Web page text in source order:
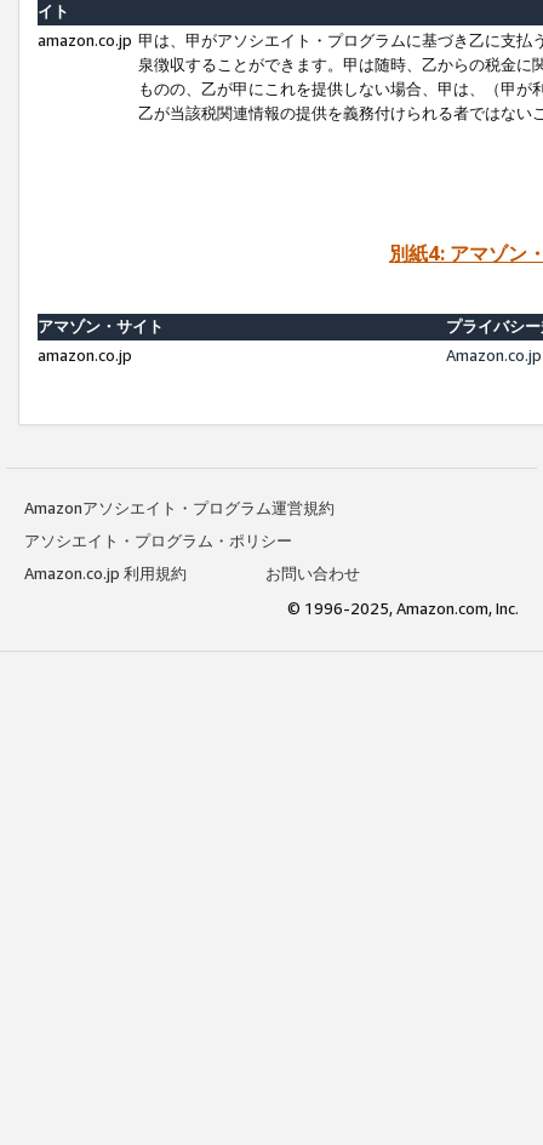
イト
amazon.co.jp 甲は、甲がアソシエイト・プログラムに基づき乙に支
泉徴収することができます。甲は随時、乙からの税金
ものの、乙が甲にこれを提供しない場合、甲は、（甲
乙が当該税関連情報の提供を義務付けられる者ではな
別紙4: アマゾン
アマゾン・サイト
プライバシ
amazon.co.jp
Amazonアソシエイト・プログラム運営規約
アソシエイト・プログラム・ポリシー
Amazon.co.jp 利用規約
お問い合わせ
© 1996-2025, Amazon.com, Inc.